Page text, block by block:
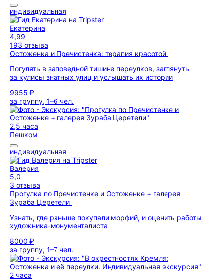
индивидуальная
Екатерина
4,99
193 отзыва
Остоженка и Пречистенка: терапия красотой
Погулять в заповедной тишине переулков, заглянуть
за кулисы знатных улиц и услышать их истории
9955 ₽
за группу, 1–6 чел.
2,5 часа
Пешком
индивидуальная
Валерия
5,0
3 отзыва
Прогулка по Пречистенке и Остоженке + галерея
Зураба Церетели
Узнать, где раньше покупали морфий, и оценить работы
художника-монументалиста
8000 ₽
за группу, 1–7 чел.
2 часа